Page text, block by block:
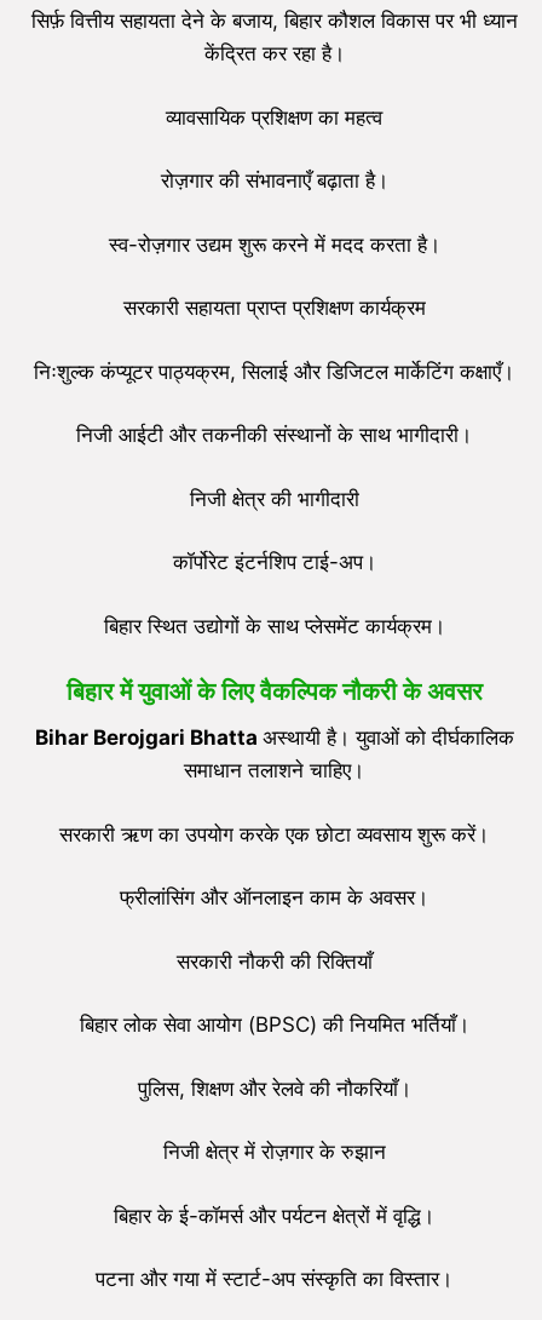
सिर्फ़ वित्तीय सहायता देने के बजाय, बिहार कौशल विकास पर भी ध्यान
केंद्रित कर रहा है।
व्यावसायिक प्रशिक्षण का महत्व
रोज़गार की संभावनाएँ बढ़ाता है।
स्व-रोज़गार उद्यम शुरू करने में मदद करता है।
सरकारी सहायता प्राप्त प्रशिक्षण कार्यक्रम
निःशुल्क कंप्यूटर पाठ्यक्रम, सिलाई और डिजिटल मार्केटिंग कक्षाएँ।
निजी आईटी और तकनीकी संस्थानों के साथ भागीदारी।
निजी क्षेत्र की भागीदारी
कॉर्पोरेट इंटर्नशिप टाई-अप।
बिहार स्थित उद्योगों के साथ प्लेसमेंट कार्यक्रम।
बिहार में युवाओं के लिए वैकल्पिक नौकरी के अवसर
Bihar Berojgari Bhatta अस्थायी है। युवाओं को दीर्घकालिक
समाधान तलाशने चाहिए।
सरकारी ऋण का उपयोग करके एक छोटा व्यवसाय शुरू करें।
फ्रीलांसिंग और ऑनलाइन काम के अवसर।
सरकारी नौकरी की रिक्तियाँ
बिहार लोक सेवा आयोग (BPSC) की नियमित भर्तियाँ।
पुलिस, शिक्षण और रेलवे की नौकरियाँ।
निजी क्षेत्र में रोज़गार के रुझान
बिहार के ई-कॉमर्स और पर्यटन क्षेत्रों में वृद्धि।
पटना और गया में स्टार्ट-अप संस्कृति का विस्तार।